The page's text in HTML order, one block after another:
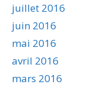
juillet 2016
juin 2016
mai 2016
avril 2016
mars 2016